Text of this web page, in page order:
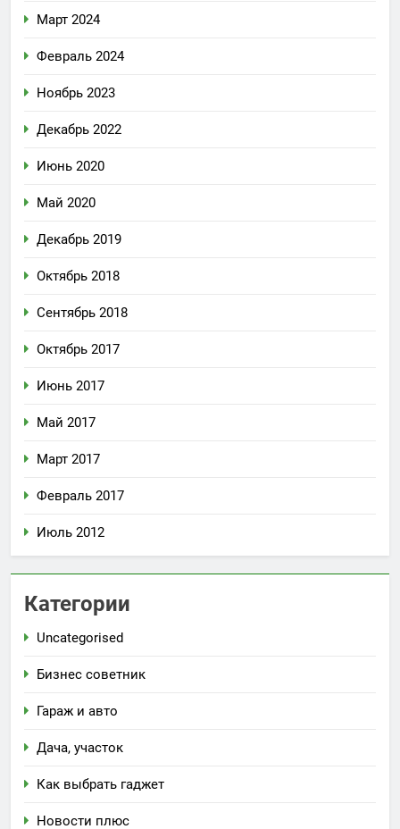
Март 2024
Февраль 2024
Ноябрь 2023
Декабрь 2022
Июнь 2020
Май 2020
Декабрь 2019
Октябрь 2018
Сентябрь 2018
Октябрь 2017
Июнь 2017
Май 2017
Март 2017
Февраль 2017
Июль 2012
Категории
Uncategorised
Бизнес советник
Гараж и авто
Дача, участок
Как выбрать гаджет
Новости плюс